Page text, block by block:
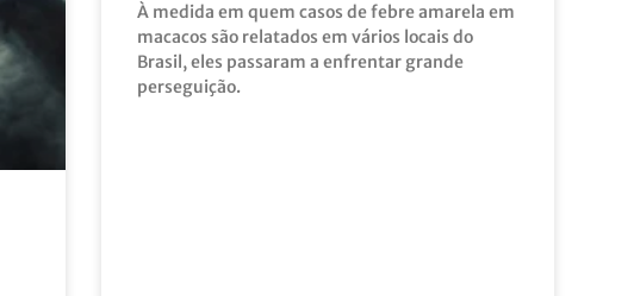
À medida em quem casos de febre amarela em
macacos são relatados em vários locais do
Brasil, eles passaram a enfrentar grande
perseguição.